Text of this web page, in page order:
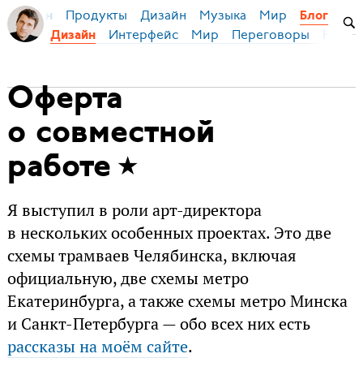
Бирман Продукты Дизайн Музыка Мир
Блог
Дизайн
Интерфейс Мир Переговоры
Оферта
о совместной
работе
Я выступил в роли арт-директора
в нескольких особенных проектах. Это две
схемы трамваев Челябинска, включая
официальную, две схемы метро
Екатеринбурга, а также схемы метро Минска
и Санкт-Петербурга — обо всех них есть
рассказы на моём сайте.